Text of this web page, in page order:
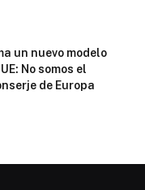
un nuevo modelo
No somos el
de Europa